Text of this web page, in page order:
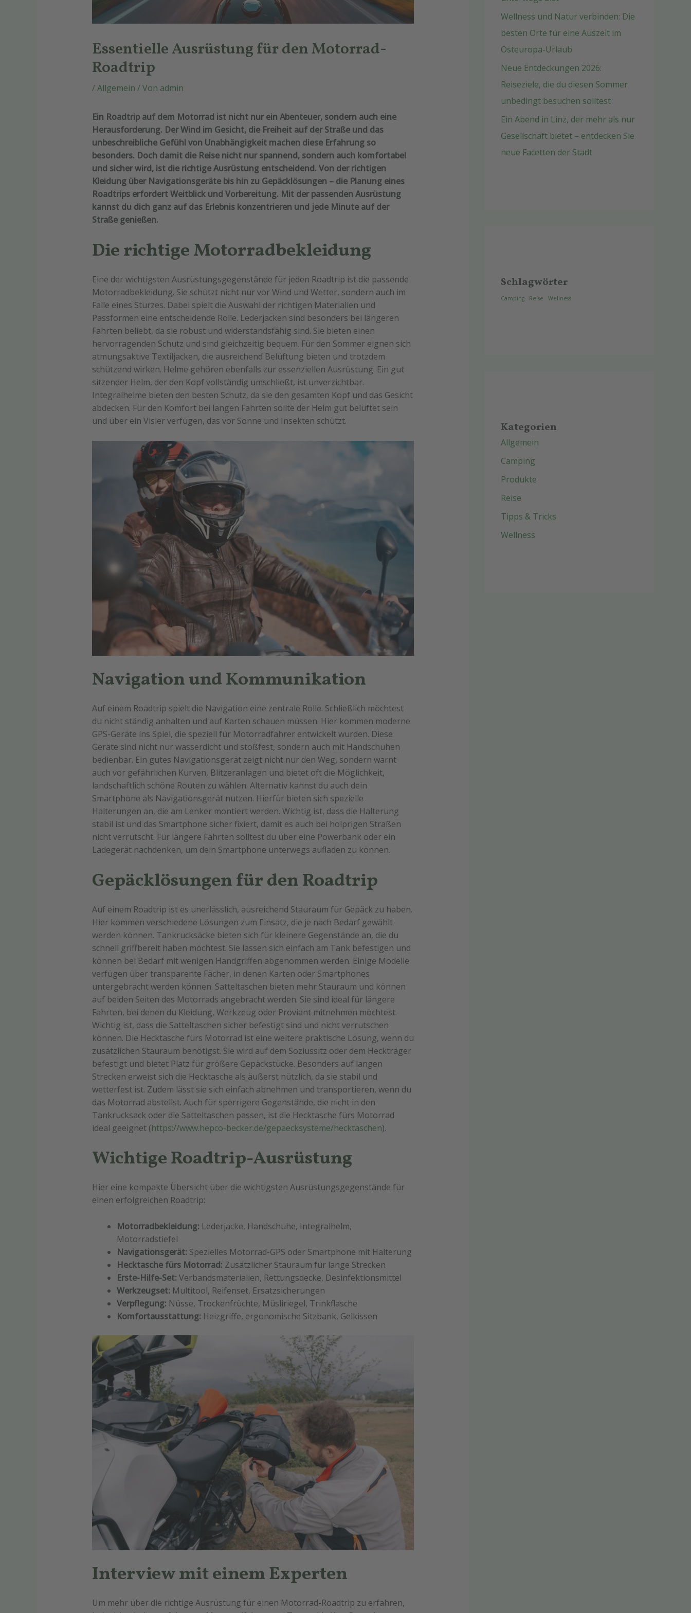
Essentielle Ausrüstung für den Motorrad-
Roadtrip
/Allgemein / Von admin
Ein Roadtrip auf dem Motorrad ist nicht nur ein Abenteuer, sondern auch eine
Herausforderung. Der Wind im Gesicht, die Freiheit auf der Straße und das
unbeschreibliche Gefühl von Unabhängigkeit machen diese Erfahrung so
besonders. Doch damit die Reise nicht nur spannend, sondern auch komfortabel
und sicher wird, ist die richtige Ausrüstung entscheidend. Von der richtigen
Kleidung über Navigationsgeräte bis hin zu Gepäcklösungen – die Planung eines
Roadtrips erfordert Weitblick und Vorbereitung. Mit der passenden Ausrüstung
kannst du dich ganz auf das Erlebnis konzentrieren und jede Minute auf der
Straße genießen.
Die richtige Motorradbekleidung
Eine der wichtigsten Ausrüstungsgegenstände für jeden Roadtrip ist die passende
Motorradbekleidung. Sie schützt nicht nur vor Wind und Wetter, sondern auch im
Falle eines Sturzes. Dabei spielt die Auswahl der richtigen Materialien und
Passformen eine entscheidende Rolle. Lederjacken sind besonders bei längeren
Fahrten beliebt, da sie robust und widerstandsfähig sind. Sie bieten einen
hervorragenden Schutz und sind gleichzeitig bequem. Für den Sommer eignen sich
atmungsaktive Textiljacken, die ausreichend Belüftung bieten und trotzdem
schützend wirken. Helme gehören ebenfalls zur essenziellen Ausrüstung. Ein gut
sitzender Helm, der den Kopf vollständig umschließt, ist unverzichtbar.
Integralhelme bieten den besten Schutz, da sie den gesamten Kopf und das Gesicht
abdecken. Für den Komfort bei langen Fahrten sollte der Helm gut belüftet sein
und über ein Visier verfügen, das vor Sonne und Insekten schützt.
Navigation und Kommunikation
Auf einem Roadtrip spielt die Navigation eine zentrale Rolle. Schließlich möchtest
du nicht ständig anhalten und auf Karten schauen müssen. Hier kommen moderne
GPS-Geräte ins Spiel, die speziell für Motorradfahrer entwickelt wurden. Diese
Geräte sind nicht nur wasserdicht und stoßfest, sondern auch mit Handschuhen
bedienbar. Ein gutes Navigationsgerät zeigt nicht nur den Weg, sondern warnt
auch vor gefährlichen Kurven, Blitzeranlagen und bietet oft die Möglichkeit,
landschaftlich schöne Routen zu wählen. Alternativ kannst du auch dein
Smartphone als Navigationsgerät nutzen. Hierfür bieten sich spezielle
Halterungen an, die am Lenker montiert werden. Wichtig ist, dass die Halterung
stabil ist und das Smartphone sicher fixiert, damit es auch bei holprigen Straßen
nicht verrutscht. Für längere Fahrten solltest du über eine Powerbank oder ein
Ladegerät nachdenken, um dein Smartphone unterwegs aufladen zu können.
Gepäcklösungen für den Roadtrip
Auf einem Roadtrip ist es unerlässlich, ausreichend Stauraum für Gepäck zu haben.
Hier kommen verschiedene Lösungen zum Einsatz, die je nach Bedarf gewählt
werden können. Tankrucksäcke bieten sich für kleinere Gegenstände an, die du
schnell griffbereit haben möchtest. Sie lassen sich einfach am Tank befestigen und
können bei Bedarf mit wenigen Handgriffen abgenommen werden. Einige Modelle
verfügen über transparente Fächer, in denen Karten oder Smartphones
untergebracht werden können. Satteltaschen bieten mehr Stauraum und können
auf beiden Seiten des Motorrads angebracht werden. Sie sind ideal für längere
Fahrten, bei denen du Kleidung, Werkzeug oder Proviant mitnehmen möchtest.
Wichtig ist, dass die Satteltaschen sicher befestigt sind und nicht verrutschen
können. Die Hecktasche fürs Motorrad ist eine weitere praktische Lösung, wenn du
zusätzlichen Stauraum benötigst. Sie wird auf dem Soziussitz oder dem Heckträger
befestigt und bietet Platz für größere Gepäckstücke. Besonders auf langen
Strecken erweist sich die Hecktasche als äußerst nützlich, da sie stabil und
wetterfest ist. Zudem lässt sie sich einfach abnehmen und transportieren, wenn du
das Motorrad abstellst. Auch für sperrigere Gegenstände, die nicht in den
Tankrucksack oder die Satteltaschen passen, ist die Hecktasche fürs Motorrad
ideal geeignet (https://www.hepco-becker.de/gepaecksysteme/hecktaschen).
Wichtige Roadtrip-Ausrüstung
Hier eine kompakte Übersicht über die wichtigsten Ausrüstungsgegenstände für
einen erfolgreichen Roadtrip:
Motorradbekleidung: Lederjacke, Handschuhe, Integralhelm,
Motorradstiefel
Navigationsgerät: Spezielles Motorrad-GPS oder Smartphone mit Halterung
Hecktasche fürs Motorrad: Zusätzlicher Stauraum für lange Strecken
Erste-Hilfe-Set: Verbandsmaterialien, Rettungsdecke, Desinfektionsmittel
Werkzeugset: Multitool, Reifenset, Ersatzsicherungen
Verpflegung: Nüsse, Trockenfrüchte, Müsliriegel, Trinkflasche
Komfortausstattung: Heizgriffe, ergonomische Sitzbank, Gelkissen
Interview mit einem Experten
Um mehr über die richtige Ausrüstung für einen Motorrad-Roadtrip zu erfahren,
Wellness und Natur verbinden: Die
besten Orte für eine Auszeit im
Osteuropa-Urlaub
Neue Entdeckungen 2026:
Reiseziele, die du diesen Sommer
unbedingt besuchen solltest
Ein Abend in Linz, der mehr als nur
Gesellschaft bietet – entdecken Sie
neue Facetten der Stadt
Schlagwörter
Camping Reise Wellness
Kategorien
Allgemein
Camping
Produkte
Reise
Tipps & Tricks
Wellness